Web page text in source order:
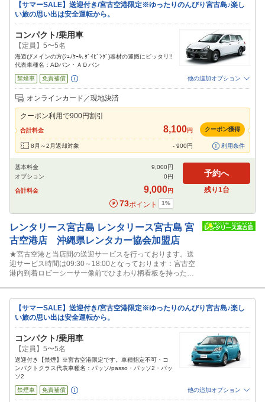
【サマーSALE】送迎付き/宮古空港限定※ゆったりのんびり宮古島♪楽し
い旅の思い出は安全運転から。
コンパクト/乗用車
【定員】5〜5名
海遊びメインの方(ｼｭﾉｹｰﾙ､ﾀﾞｲﾋﾞﾝｸﾞ)器材の運搬にピッタリ!!
代表車種名：ADバン・ＡＤバン
禁煙車 免責補償 他の追加オプション
追加可能オプション
（次画面で選択ができます）
オンラインカード／現地決済
クーポン利用で900円割引
合計料金 8,100円
8月～2月返却対象 - 900円
クーポン獲得
利用条件
基本料金 9,000円
オプション
0円
合計料金 9,000円
73ポイント 1%
予約へ
残り1台
レンタリース宮古島 レンタリース宮古島 宮
古空港店 沖縄県レンタカー協会加盟店
★宮古空港と当店間の送迎サービスを行っております。送
迎サービス時間は09:30～18:00となっております：宮古空
港内到着ロビーシーサー像前でひまわり柄看板を持ったス
【サマーSALE】送迎付き/宮古空港限定※ゆったりのんびり宮古島♪楽し
い旅の思い出は安全運転から。
コンパクト/乗用車
【定員】5〜5名
送迎付き【禁煙】※宮古空港限定です。車種指定不可・コ
ンパクトクラス代表車種名：パッソ/passo・パッソ2・パッ
ソ2
禁煙車 免責補償 他の追加オプション